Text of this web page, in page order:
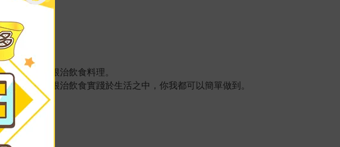
又健康的根治飲食料理。
撇步，讓根治飲食實踐於生活之中，你我都可以簡單做到。